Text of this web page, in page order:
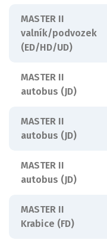
MASTER II
valník/podvozek
(ED/HD/UD)
MASTER II
autobus (JD)
MASTER II
autobus (JD)
MASTER II
autobus (JD)
MASTER II
Krabice (FD)